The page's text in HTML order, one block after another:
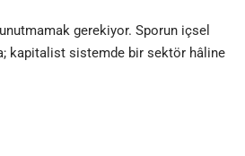
gerekiyor. Sporun içsel
kapitalist sistemde bir sektör hâline